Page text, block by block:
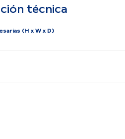
técnica
(H x W x D)
1: Dentro del rango de clases de eficiencia